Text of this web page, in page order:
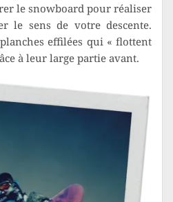
le snowboard pour réaliser
le sens de votre descente.
effilées qui « flottent
à leur large partie avant.